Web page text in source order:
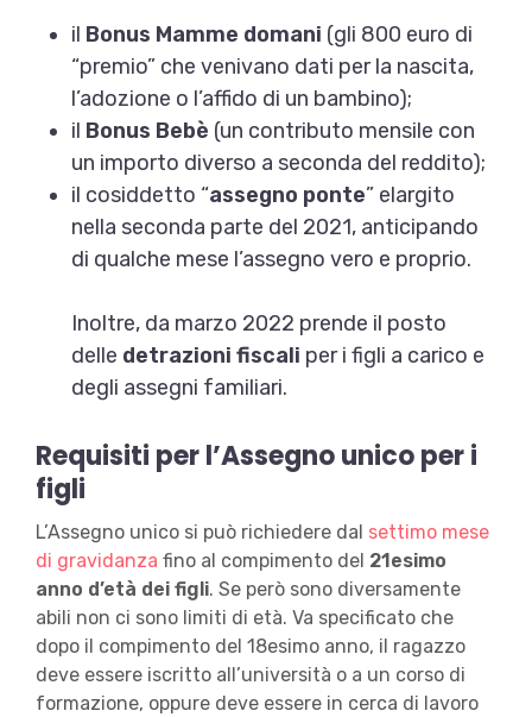
il Bonus Mamme domani (gli 800 euro di
“premio” che venivano dati per la nascita,
l’adozione o l’affido di un bambino);
il Bonus Bebè (un contributo mensile con
un importo diverso a seconda del reddito);
il cosiddetto “assegno ponte” elargito
nella seconda parte del 2021, anticipando
di qualche mese l’assegno vero e proprio.
Inoltre, da marzo 2022 prende il posto
delle detrazioni fiscali per i figli a carico e
degli assegni familiari.
Requisiti per l’Assegno unico per i
figli
L’Assegno unico si può richiedere dal settimo mese
di gravidanza fino al compimento del 21esimo
anno d’età dei figli. Se però sono diversamente
abili non ci sono limiti di età. Va specificato che
dopo il compimento del 18esimo anno, il ragazzo
deve essere iscritto all’università o a un corso di
formazione, oppure deve essere in cerca di lavoro